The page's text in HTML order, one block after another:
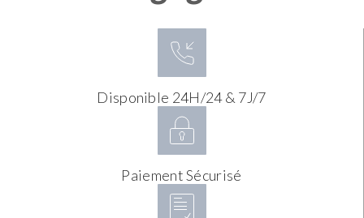
Disponible 24H/24 & 7J/7
Paiement Sécurisé